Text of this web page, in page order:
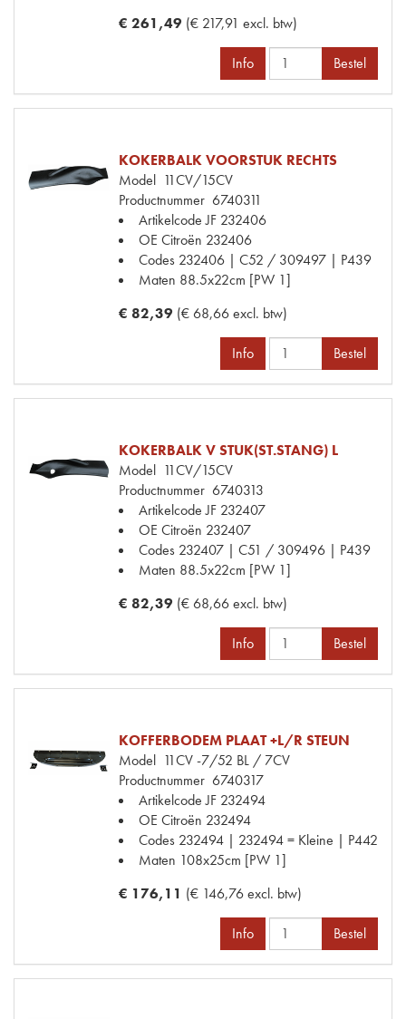
€ 261,49 (€ 217,91 excl. btw)
Info Bestel
KOKERBALK VOORSTUK RECHTS
Model 11CV/15CV
Productnummer 6740311
Artikelcode JF 232406
OE Citroën 232406
Codes 232406 | C52 / 309497 | P439
Maten 88.5x22cm [PW 1]
€ 82,39 (€ 68,66 excl. btw)
Info Bestel
KOKERBALK V STUK(ST.STANG) L
Model 11CV/15CV
Productnummer 6740313
Artikelcode JF 232407
OE Citroën 232407
Codes 232407 | C51 / 309496 | P439
Maten 88.5x22cm [PW 1]
€ 82,39 (€ 68,66 excl. btw)
Info Bestel
KOFFERBODEM PLAAT +L/R STEUN
Model 11CV -7/52 BL / 7CV
Productnummer 6740317
Artikelcode JF 232494
OE Citroën 232494
Codes 232494 | 232494 = Kleine | P442
Maten 108x25cm [PW 1]
€ 176,11 (€ 146,76 excl. btw)
Info Bestel